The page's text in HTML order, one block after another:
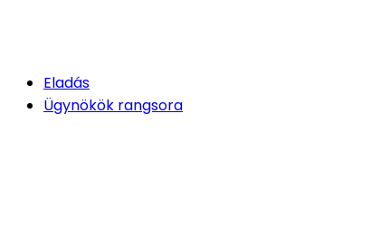
Eladás
Ügynökök rangsora